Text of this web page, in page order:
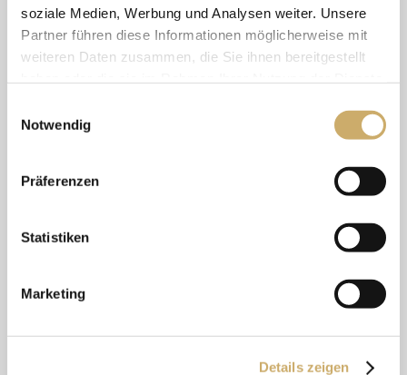
soziale Medien, Werbung und Analysen weiter. Unsere
Partner führen diese Informationen möglicherweise mit
weiteren Daten zusammen, die Sie ihnen bereitgestellt
Cookies, wenn Sie unsere Webseite weiterhin nutzen.
Notwendig
Präferenzen
Statistiken
Marketing
Details zeigen
Die Sklerosierung eignet sich besonders, wenn
ästhetische Gründeim Vordergrund stehen, da
Besenreiser keine krankhafte, sondern
kosmetische Bedeutung haben.